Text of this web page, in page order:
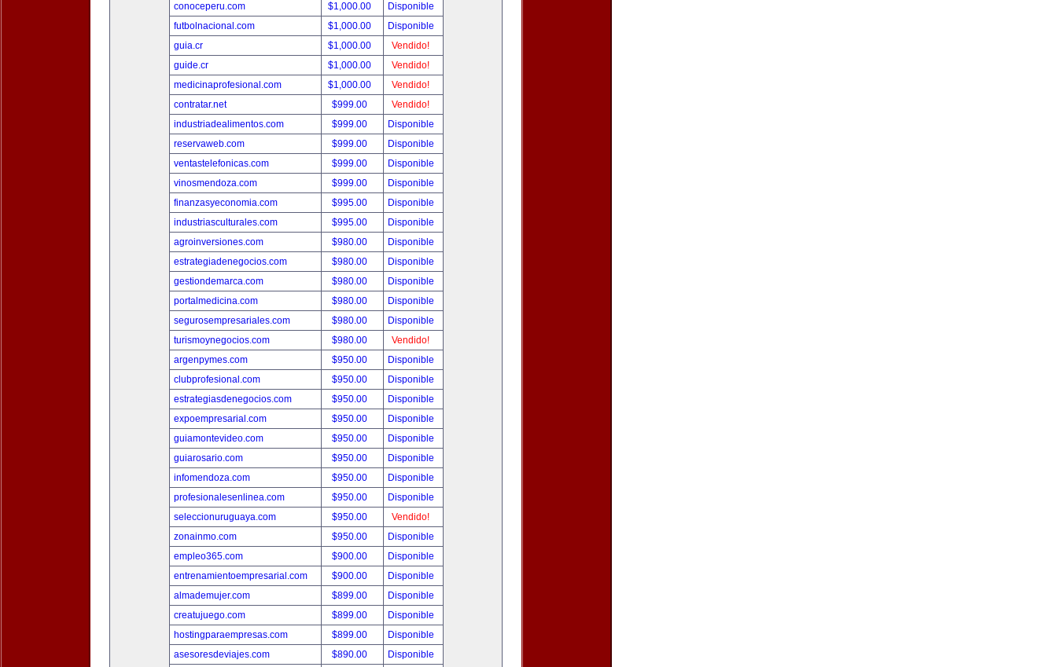
conoceperu.com
$1,000.00
Disponible
futbolnacional.com
$1,000.00
Disponible
guia.cr
$1,000.00
Vendido!
guide.cr
$1,000.00
Vendido!
medicinaprofesional.com
$1,000.00
Vendido!
contratar.net
$999.00
Vendido!
industriadealimentos.com
$999.00
Disponible
reservaweb.com
$999.00
Disponible
ventastelefonicas.com
$999.00
Disponible
vinosmendoza.com
$999.00
Disponible
finanzasyeconomia.com
$995.00
Disponible
industriasculturales.com
$995.00
Disponible
agroinversiones.com
$980.00
Disponible
estrategiadenegocios.com
$980.00
Disponible
gestiondemarca.com
$980.00
Disponible
portalmedicina.com
$980.00
Disponible
segurosempresariales.com
$980.00
Disponible
turismoynegocios.com
$980.00
Vendido!
argenpymes.com
$950.00
Disponible
clubprofesional.com
$950.00
Disponible
estrategiasdenegocios.com
$950.00
Disponible
expoempresarial.com
$950.00
Disponible
guiamontevideo.com
$950.00
Disponible
guiarosario.com
$950.00
Disponible
infomendoza.com
$950.00
Disponible
profesionalesenlinea.com
$950.00
Disponible
seleccionuruguaya.com
$950.00
Vendido!
zonainmo.com
$950.00
Disponible
empleo365.com
$900.00
Disponible
entrenamientoempresarial.com
$900.00
Disponible
almademujer.com
$899.00
Disponible
creatujuego.com
$899.00
Disponible
hostingparaempresas.com
$899.00
Disponible
asesoresdeviajes.com
$890.00
Disponible